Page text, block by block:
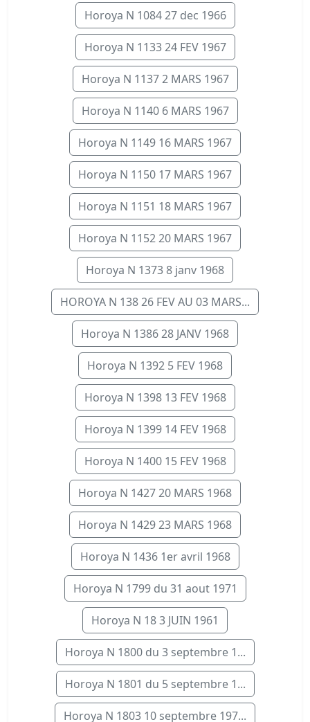
Horoya N 1084 27 dec 1966
Horoya N 1133 24 FEV 1967
Horoya N 1137 2 MARS 1967
Horoya N 1140 6 MARS 1967
Horoya N 1149 16 MARS 1967
Horoya N 1150 17 MARS 1967
Horoya N 1151 18 MARS 1967
Horoya N 1152 20 MARS 1967
Horoya N 1373 8 janv 1968
HOROYA N 138 26 FEV AU 03 MARS...
Horoya N 1386 28 JANV 1968
Horoya N 1392 5 FEV 1968
Horoya N 1398 13 FEV 1968
Horoya N 1399 14 FEV 1968
Horoya N 1400 15 FEV 1968
Horoya N 1427 20 MARS 1968
Horoya N 1429 23 MARS 1968
Horoya N 1436 1er avril 1968
Horoya N 1799 du 31 aout 1971
Horoya N 18 3 JUIN 1961
Horoya N 1800 du 3 septembre 1...
Horoya N 1801 du 5 septembre 1...
Horoya N 1803 10 septembre 197...